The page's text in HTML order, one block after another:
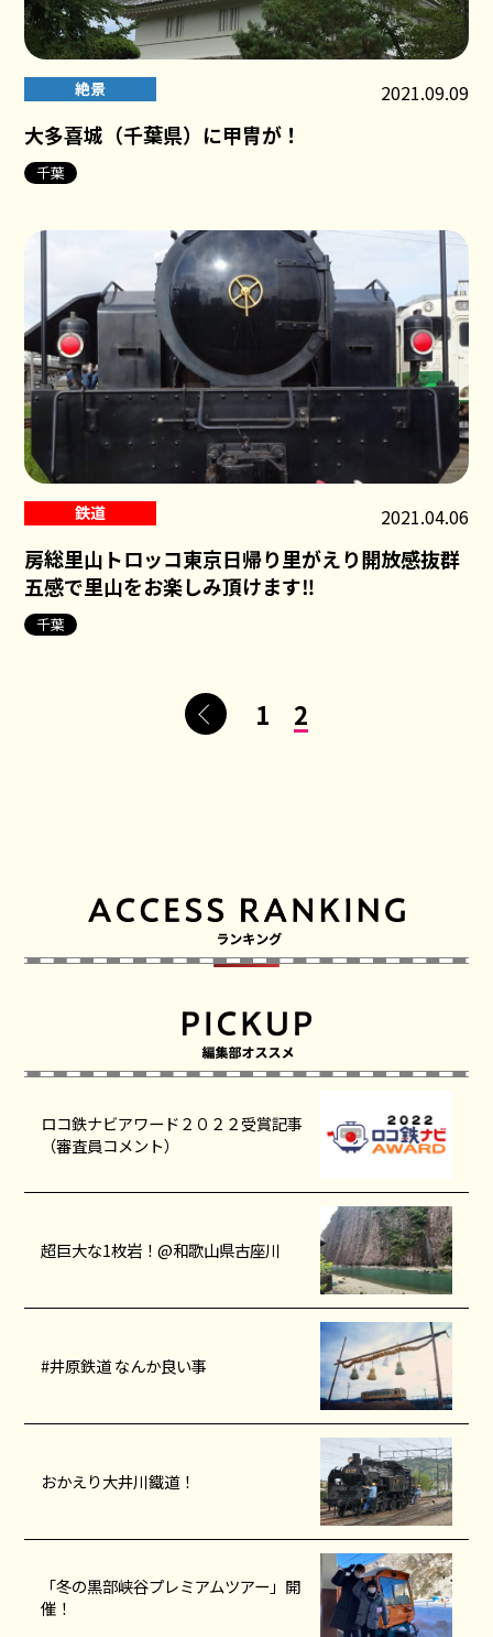
絶景 2021.09.09
大多喜城（千葉県）に甲冑が！
千葉
鉄道 2021.04.06
房総里山トロッコ東京日帰り里がえり開放感抜群
五感で里山をお楽しみ頂けます‼
千葉
< 1 2
ロコ鉄ナビアワード２０２２受賞記事
（審査員コメント）
超巨大な1枚岩！@和歌山県古座川
#井原鉄道 なんか良い事
おかえり大井川鐵道！
「冬の黒部峡谷プレミアムツアー」開
催！